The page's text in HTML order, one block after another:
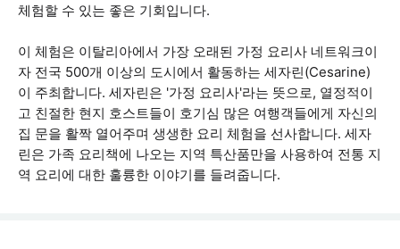
체험할 수 있는 좋은 기회입니다.
이 체험은 이탈리아에서 가장 오래된 가정 요리사 네트워크이
자 전국 500개 이상의 도시에서 활동하는 세자린(Cesarine)
이 주최합니다. 세자린은 '가정 요리사'라는 뜻으로, 열정적이
고 친절한 현지 호스트들이 호기심 많은 여행객들에게 자신의
집 문을 활짝 열어주며 생생한 요리 체험을 선사합니다. 세자
린은 가족 요리책에 나오는 지역 특산품만을 사용하여 전통 지
역 요리에 대한 훌륭한 이야기를 들려줍니다.